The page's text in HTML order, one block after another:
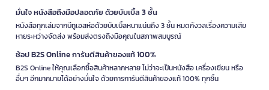
มั่นใจ หนังสือถึงมือปลอดภัย ด้วยบับเบิ้ล 3 ชั้น
หนังสือทุกเล่มจากบีทูเอสห่อด้วยบับเบิ้ลหนาแน่นถึง 3 ชั้น หมดกังวลเรื่องความเสีย
หายระหว่างจัดส่ง พร้อมส่งตรงถึงมือคุณในสภาพสมบูรณ์
ช้อป B2S Online การันตีสินค้าของแท้ 100%
B2S Online ให้คุณเลือกซื้อสินค้าหลากหลาย ไม่ว่าจะเป็นหนังสือ เครื่องเขียน หรือ
อื่นๆ อีกมากมายได้อย่างมั่นใจ ด้วยการการันตีสินค้าของแท้ 100% ทุกชิ้น